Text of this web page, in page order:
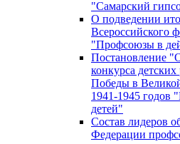
"Самарский
О подведении
Всероссийского
"Профсоюзы в
Постановление
конкурса
Победы в
1941-1945 годов
детей"
Состав лидеров
Федерации